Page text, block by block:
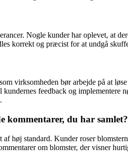
Nogle kunder har oplevet, at
korrekt og præcist for at undgå
virksomheden bør arbejde på at
feedback og
kommentarer, du har samlet?
høj standard. Kunder roser
om blomster, der visner